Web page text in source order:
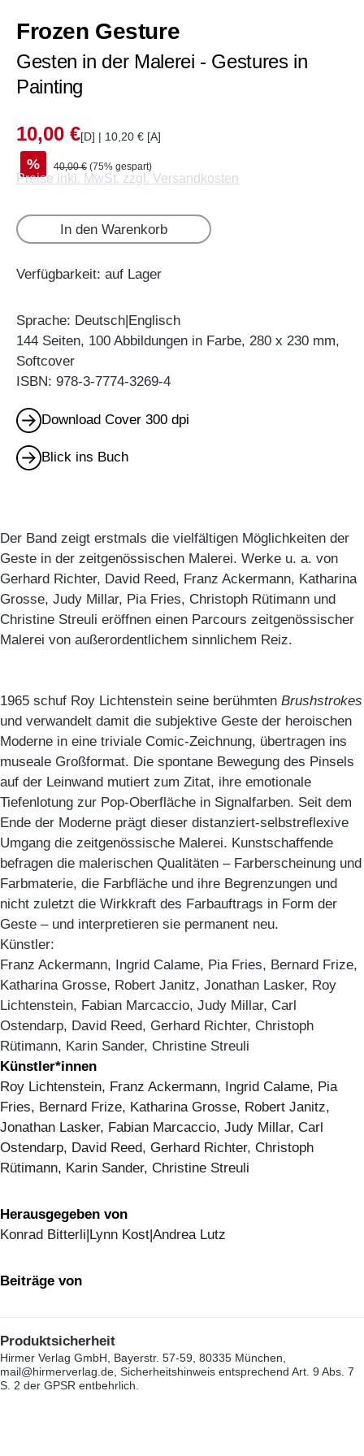
Frozen Gesture
Gesten in der Malerei - Gestures in
Painting
10,00 €[D] | 10,20 € [A]
% 40,00 € (75% gespart)
Preise inkl. MwSt. zzgl. Versandkosten
In den Warenkorb
Verfügbarkeit: auf Lager
Sprache: Deutsch|Englisch
144 Seiten, 100 Abbildungen in Farbe, 280 x 230 mm,
Softcover
ISBN: 978-3-7774-3269-4
Download Cover 300 dpi
Blick ins Buch
Der Band zeigt erstmals die vielfältigen Möglichkeiten der
Geste in der zeitgenössischen Malerei. Werke u. a. von
Gerhard Richter, David Reed, Franz Ackermann, Katharina
Grosse, Judy Millar, Pia Fries, Christoph Rütimann und
Christine Streuli eröffnen einen Parcours zeitgenössischer
Malerei von außerordentlichem sinnlichem Reiz.
1965 schuf Roy Lichtenstein seine berühmten Brushstrokes
und verwandelt damit die subjektive Geste der heroischen
Moderne in eine triviale Comic-Zeichnung, übertragen ins
museale Großformat. Die spontane Bewegung des Pinsels
auf der Leinwand mutiert zum Zitat, ihre emotionale
Tiefenlotung zur Pop-Oberfläche in Signalfarben. Seit dem
Ende der Moderne prägt dieser distanziert-selbstreflexive
Umgang die zeitgenössische Malerei. Kunstschaffende
befragen die malerischen Qualitäten – Farberscheinung und
Farbmaterie, die Farbfläche und ihre Begrenzungen und
nicht zuletzt die Wirkkraft des Farbauftrags in Form der
Geste – und interpretieren sie permanent neu.
Künstler:
Franz Ackermann, Ingrid Calame, Pia Fries, Bernard Frize,
Katharina Grosse, Robert Janitz, Jonathan Lasker, Roy
Lichtenstein, Fabian Marcaccio, Judy Millar, Carl
Ostendarp, David Reed, Gerhard Richter, Christoph
Rütimann, Karin Sander, Christine Streuli
Künstler*innen
Roy Lichtenstein, Franz Ackermann, Ingrid Calame, Pia
Fries, Bernard Frize, Katharina Grosse, Robert Janitz,
Jonathan Lasker, Fabian Marcaccio, Judy Millar, Carl
Ostendarp, David Reed, Gerhard Richter, Christoph
Rütimann, Karin Sander, Christine Streuli
Herausgegeben von
Konrad Bitterli|Lynn Kost|Andrea Lutz
Beiträge von
Produktsicherheit
Hirmer Verlag GmbH, Bayerstr. 57-59, 80335 München,
mail@hirmerverlag.de, Sicherheitshinweis entsprechend Art. 9 Abs. 7
S. 2 der GPSR entbehrlich.